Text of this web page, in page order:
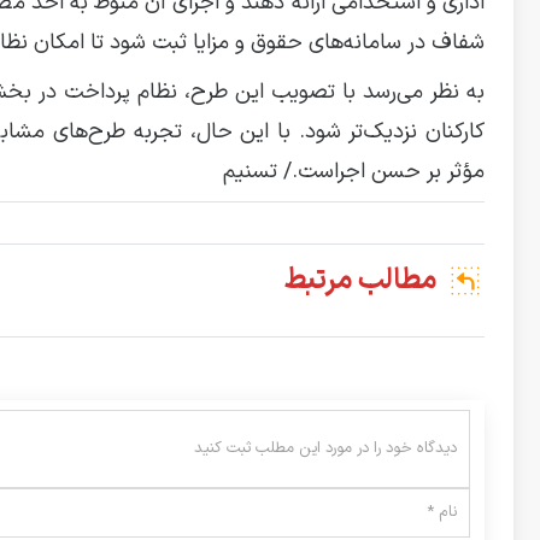
شفاف در سامانه‌های حقوق و مزایا ثبت شود تا امکان
به نظر می‌رسد با تصویب این طرح، نظام پرداخت در
کارکنان نزدیک‌تر شود. با این حال، تجربه طرح‌های
مؤثر بر حسن اجراست./ تسنیم
مطالب مرتبط